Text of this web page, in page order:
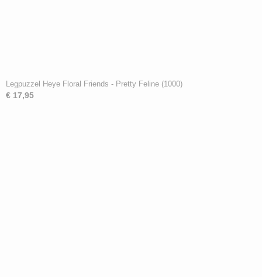
Legpuzzel Heye Floral Friends - Pretty Feline (1000)
€ 17,95